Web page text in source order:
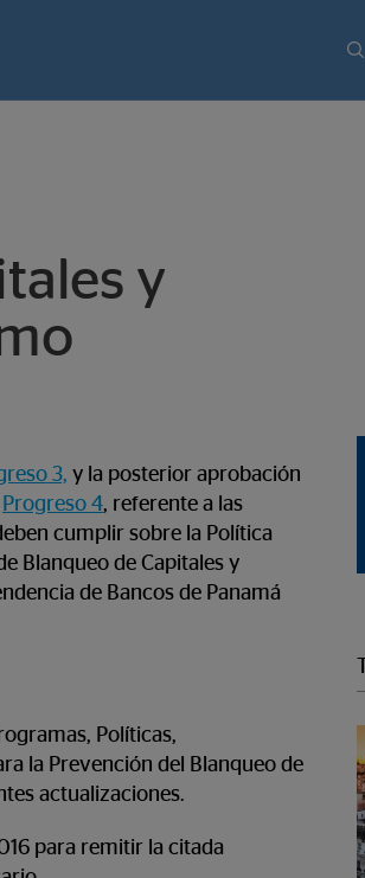
y
3, y la posterior aprobación
Progreso 4, referente a las
cumplir sobre la Política
Blanqueo de Capitales y
de Bancos de Panamá
Políticas,
la Prevención del Blanqueo de
actualizaciones.
para remitir la citada